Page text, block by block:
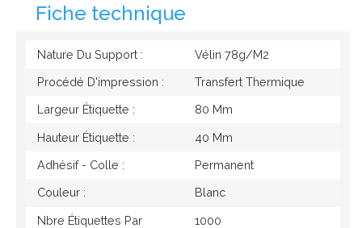
Fiche technique
Nature Du Support : Vélin 78g/M2
Procédé D'impression : Transfert Thermique
Largeur Étiquette : 80 Mm
Hauteur Étiquette : 40 Mm
Adhésif - Colle : Permanent
Couleur : Blanc
Nbre Étiquettes Par
1000